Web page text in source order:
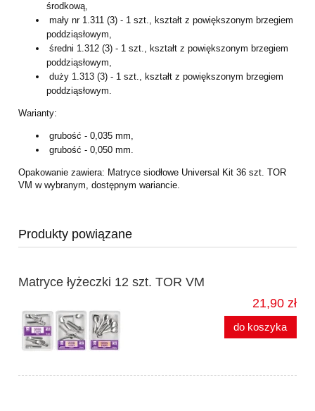
środkową,
mały nr 1.311 (3) - 1 szt., kształt z powiększonym brzegiem
poddziąsłowym,
średni 1.312 (3) - 1 szt., kształt z powiększonym brzegiem
poddziąsłowym,
duży 1.313 (3) - 1 szt., kształt z powiększonym brzegiem
poddziąsłowym.
Warianty:
grubość - 0,035 mm,
grubość - 0,050 mm.
Opakowanie zawiera: Matryce siodłowe Universal Kit 36 szt. TOR
VM w wybranym, dostępnym wariancie.
Produkty powiązane
Matryce łyżeczki 12 szt. TOR VM
21,90 zł
do koszyka